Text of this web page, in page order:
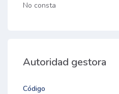
No consta
Autoridad gestora
Código